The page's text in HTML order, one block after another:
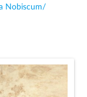
Nobiscum/